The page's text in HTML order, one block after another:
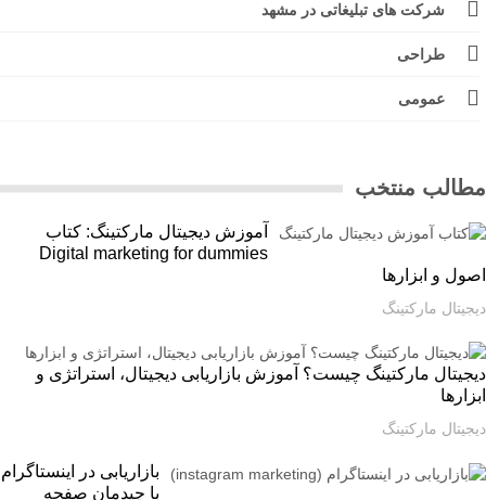
شرکت های تبلیغاتی در مشهد
طراحی
عمومی
منتخب
آموزش دیجیتال مارکتینگ: کتاب
Digital marketing for dummies
و ابزارها
مارکتینگ
مارکتینگ چیست؟ آموزش بازاریابی دیجیتال، استراتژی و
مارکتینگ
بازاریابی در اینستاگرام
با چیدمان صفحه